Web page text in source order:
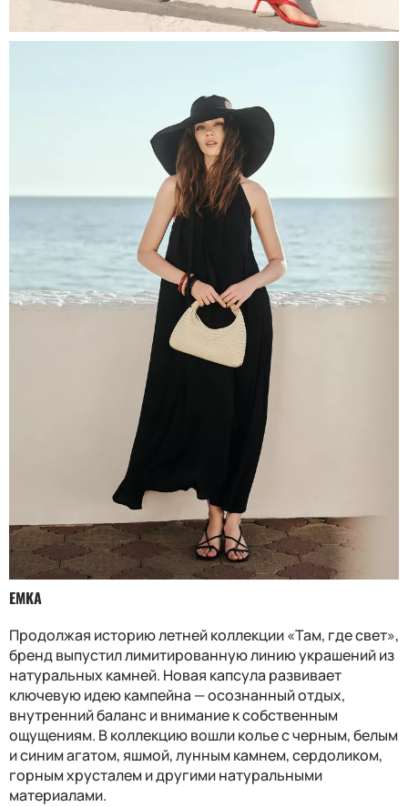
EMKA
Продолжая историю летней коллекции «Там, где свет»,
бренд выпустил лимитированную линию украшений из
натуральных камней. Новая капсула развивает
ключевую идею кампейна — осознанный отдых,
внутренний баланс и внимание к собственным
ощущениям. В коллекцию вошли колье с черным, белым
и синим агатом, яшмой, лунным камнем, сердоликом,
горным хрусталем и другими натуральными
материалами.